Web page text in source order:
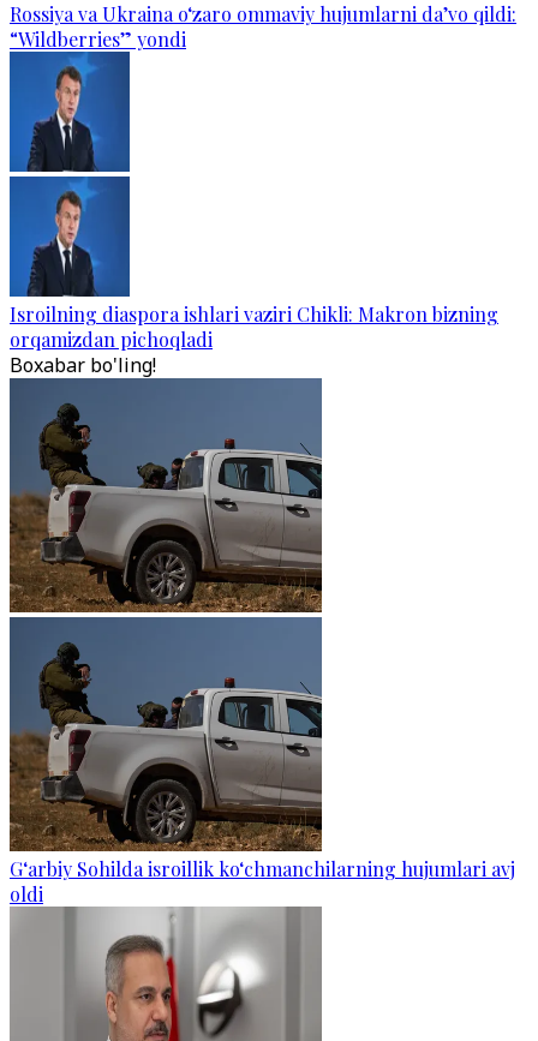
Rossiya va Ukraina o‘zaro ommaviy hujumlarni da’vo qildi:
“Wildberries” yondi
Isroilning diaspora ishlari vaziri Chikli: Makron bizning
orqamizdan pichoqladi
Boxabar bo'ling!
G‘arbiy Sohilda isroillik ko‘chmanchilarning hujumlari avj
oldi